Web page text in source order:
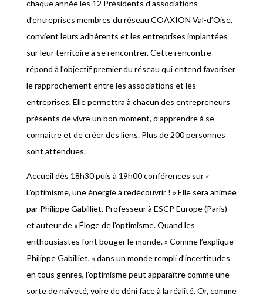
chaque année les 12 Présidents d’associations
d’entreprises membres du réseau COAXION Val-d’Oise,
convient leurs adhérents et les entreprises implantées
sur leur territoire à se rencontrer. Cette rencontre
répond à l’objectif premier du réseau qui entend favoriser
le rapprochement entre les associations et les
entreprises. Elle permettra à chacun des entrepreneurs
présents de vivre un bon moment, d’apprendre à se
connaître et de créer des liens. Plus de 200 personnes
sont attendues.
Accueil dès 18h30 puis à 19h00 conférences sur «
L’optimisme, une énergie à redécouvrir ! » Elle sera animée
par Philippe Gabilliet, Professeur à ESCP Europe (Paris)
et auteur de « Éloge de l’optimisme. Quand les
enthousiastes font bouger le monde. » Comme l’explique
Philippe Gabilliet, « dans un monde rempli d’incertitudes
en tous genres, l’optimisme peut apparaître comme une
sorte de naïveté, voire de déni face à la réalité. Or, comme